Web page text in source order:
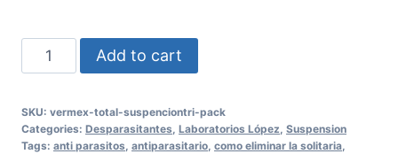
VERMEX
Total
Pack
quantity
Add to cart
SKU: vermex-total-suspenciontri-pack
Categories: Desparasitantes Laboratorios López Suspension
Tags: anti parasitos antiparasitario como eliminar la solitaria